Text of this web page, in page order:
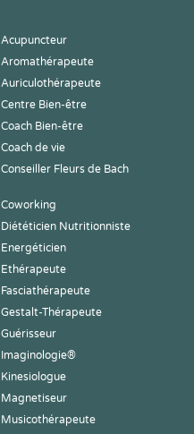
Acupuncteur
Aromathérapeute
Auriculothérapeute
Centre Bien-être
Coach Bien-être
Coach de vie
Conseiller Fleurs de Bach
Coworking
Diététicien Nutritionniste
Energéticien
Ethérapeute
Fasciathérapeute
Gestalt-Thérapeute
Guérisseur
Imaginologie®
Kinesiologue
Magnetiseur
Musicothérapeute